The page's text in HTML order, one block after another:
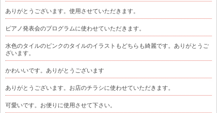
ありがとうございます。使用させていただきます。
ピアノ発表会のプログラムに使わせていただきます。
水色のタイルのピンクのタイルのイラストもどちらも綺麗です。ありがとうご
ざいます。
かわいいです。ありがとうございます
ありがとうございます。お店のチラシに使わせていただきます。
可愛いです。お便りに使用させて下さい。